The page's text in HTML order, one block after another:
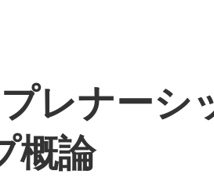
レナーシ
概論